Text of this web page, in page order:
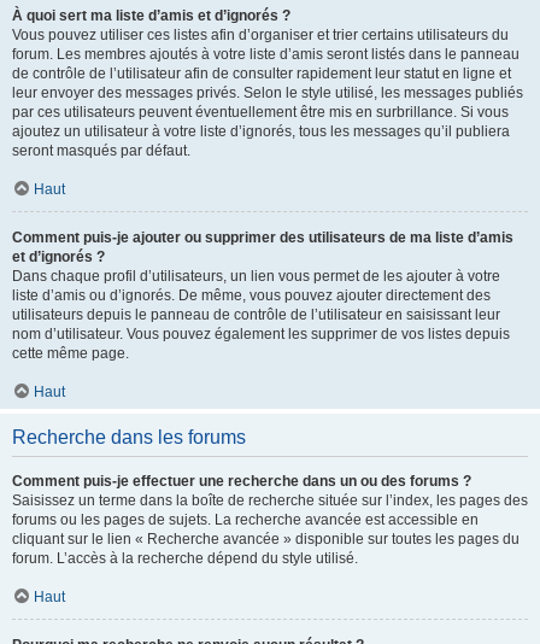
À quoi sert ma liste d’amis et d’ignorés ?
Vous pouvez utiliser ces listes afin d’organiser et trier certains utilisateurs du
forum. Les membres ajoutés à votre liste d’amis seront listés dans le panneau
de contrôle de l’utilisateur afin de consulter rapidement leur statut en ligne et
leur envoyer des messages privés. Selon le style utilisé, les messages publiés
par ces utilisateurs peuvent éventuellement être mis en surbrillance. Si vous
ajoutez un utilisateur à votre liste d’ignorés, tous les messages qu’il publiera
seront masqués par défaut.
Haut
Comment puis-je ajouter ou supprimer des utilisateurs de ma liste d’amis
et d’ignorés ?
Dans chaque profil d’utilisateurs, un lien vous permet de les ajouter à votre
liste d’amis ou d’ignorés. De même, vous pouvez ajouter directement des
utilisateurs depuis le panneau de contrôle de l’utilisateur en saisissant leur
nom d’utilisateur. Vous pouvez également les supprimer de vos listes depuis
cette même page.
Haut
Recherche dans les forums
Comment puis-je effectuer une recherche dans un ou des forums ?
Saisissez un terme dans la boîte de recherche située sur l’index, les pages des
forums ou les pages de sujets. La recherche avancée est accessible en
cliquant sur le lien « Recherche avancée » disponible sur toutes les pages du
forum. L’accès à la recherche dépend du style utilisé.
Haut